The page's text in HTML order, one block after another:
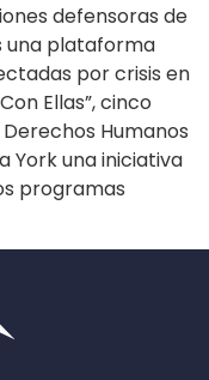
defensoras de
una plataforma
por crisis en
Ellas”, cinco
Humanos
York una iniciativa
programas